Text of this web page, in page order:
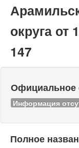
округа от
147
Официальное
Информация
Полное